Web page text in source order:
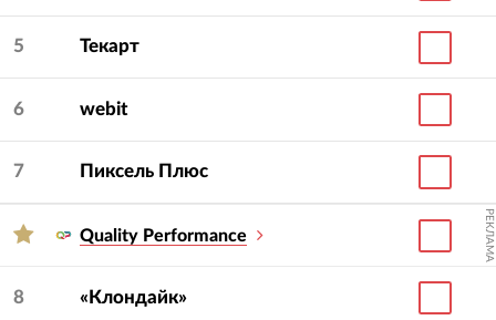
5 Текарт
6 webit
7 Пиксель Плюс
Quality Performance РЕКЛАМА
8 «Клондайк»